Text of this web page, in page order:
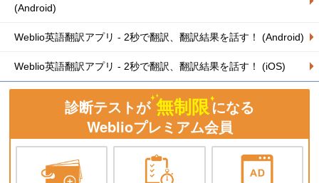
(Android)
Weblio英語翻訳アプリ - 2秒で翻訳、翻訳結果を話す！ (Android)
Weblio英語翻訳アプリ - 2秒で翻訳、翻訳結果を話す！ (iOS)
診断テストが 無制限になる
Weblioプレミアム会員